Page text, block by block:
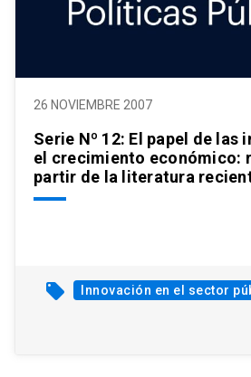
26 NOVIEMBRE 2007
Serie Nº 12: El papel de las
el crecimiento económico:
partir de la literatura
local_offer Innovación en el sector